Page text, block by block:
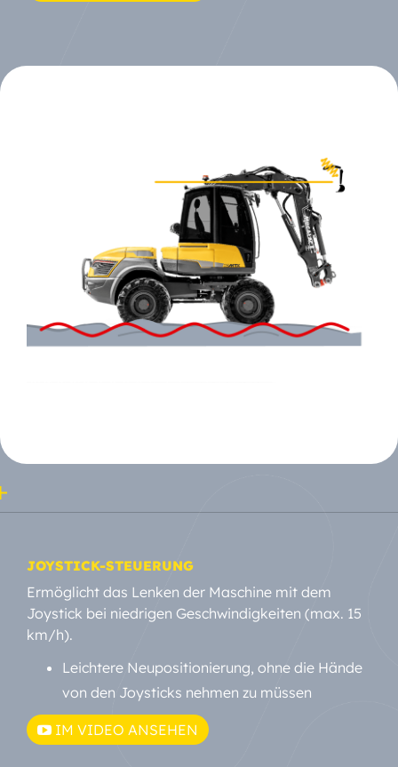
JOYSTICK-STEUERUNG
Ermöglicht das Lenken der Maschine mit dem
Joystick bei niedrigen Geschwindigkeiten (max. 15
km/h).
Leichtere Neupositionierung, ohne die Hände
von den Joysticks nehmen zu müssen
IM VIDEO ANSEHEN